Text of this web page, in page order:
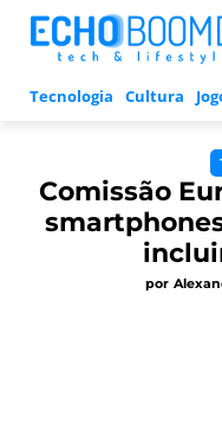
Tecnologia Cultura
Comissão
por